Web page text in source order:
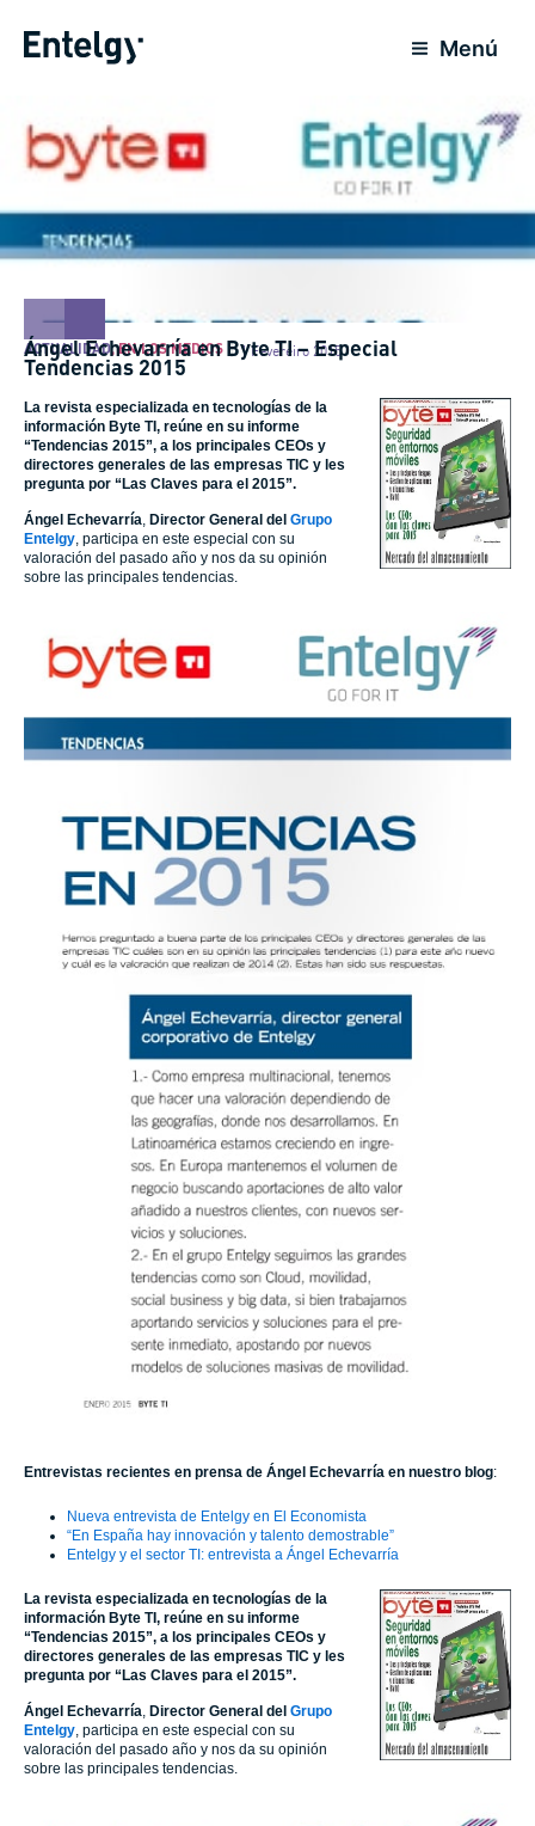
para
Menú
ACTUALIDAD,EN LOS MEDIOS 1 Fevereiro 2015
Ángel Echevarría en Byte TI – Especial
Tendencias 2015
La revista especializada en tecnologías de la
información Byte TI, reúne en su informe
“Tendencias 2015”, a los principales CEOs y
directores generales de las empresas TIC y les
pregunta por “Las Claves para el 2015”.
Ángel Echevarría Director General del Grupo
Entelgy , participa en este especial con su
valoración del pasado año y nos da su opinión
sobre las principales tendencias.
Entrevistas recientes en prensa de Ángel Echevarría en nuestro blog:
Nueva entrevista de Entelgy en El Economista
“En España hay innovación y talento demostrable”
Entelgy y el sector TI: entrevista a Ángel Echevarría
La revista especializada en tecnologías de la
información Byte TI, reúne en su informe
“Tendencias 2015”, a los principales CEOs y
directores generales de las empresas TIC y les
pregunta por “Las Claves para el 2015”.
Ángel Echevarría Director General del Grupo
Entelgy , participa en este especial con su
valoración del pasado año y nos da su opinión
sobre las principales tendencias.